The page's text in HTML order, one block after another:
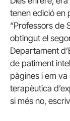
tenen edició en
“Professors de
obtingut el
Departament
de patiment
pàgines i em
terapèutica
si més no,